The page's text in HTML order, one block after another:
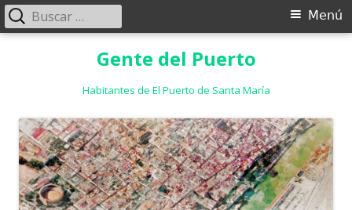
Gente del Puerto
Habitantes de El Puerto de Santa María
Menú
Menú
Buscar: